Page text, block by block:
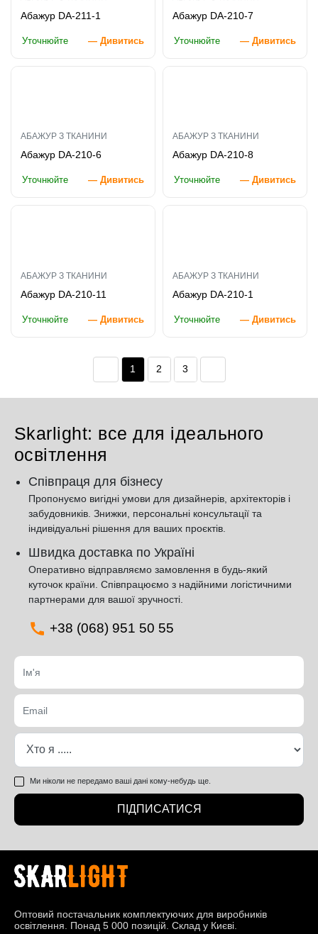
Абажур DA-211-1
Уточнюйте — Дивитись
Абажур DA-210-7
Уточнюйте — Дивитись
АБАЖУР З ТКАНИНИ
Абажур DA-210-6
Уточнюйте — Дивитись
АБАЖУР З ТКАНИНИ
Абажур DA-210-8
Уточнюйте — Дивитись
АБАЖУР З ТКАНИНИ
Абажур DA-210-11
Уточнюйте — Дивитись
АБАЖУР З ТКАНИНИ
Абажур DA-210-1
Уточнюйте — Дивитись
1 2 3
Skarlight: все для ідеального
освітлення
Співпраця для бізнесу
Пропонуємо вигідні умови для дизайнерів, архітекторів і
забудовників. Знижки, персональні консультації та
індивідуальні рішення для ваших проєктів.
Швидка доставка по Україні
Оперативно відправляємо замовлення в будь-який
куточок країни. Співпрацюємо з надійними логістичними
партнерами для вашої зручності.
+38 (068) 951 50 55
Ми ніколи не передамо ваші дані кому-небудь ще.
ПІДПИСАТИСЯ
Оптовий постачальник комплектуючих для виробників
освітлення. Понад 5 000 позицій. Склад у Києві.